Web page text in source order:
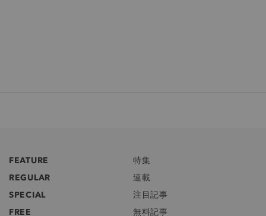
FEATURE
特集
REGULAR
連載
SPECIAL
注目記事
FREE
無料記事